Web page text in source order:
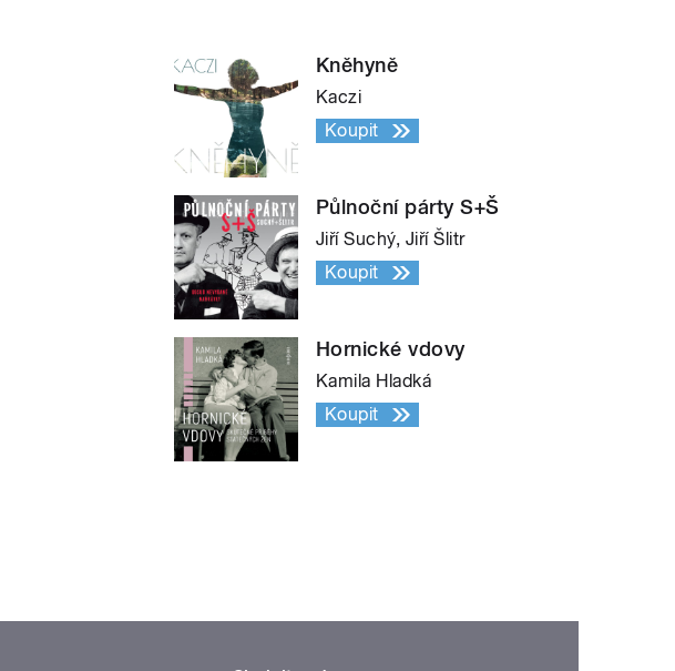
Kněhyně
Kaczi
Koupit
Půlnoční párty S+Š
Jiří Suchý, Jiří Šlitr
Koupit
Hornické vdovy
Kamila Hladká
Koupit